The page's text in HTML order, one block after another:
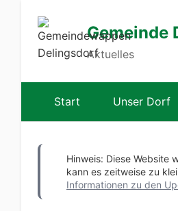
Gemeinde
Aktuelles
Start Unser Dorf
Hinweis: Diese Website
kann es zeitweise zu
Informationen zu den